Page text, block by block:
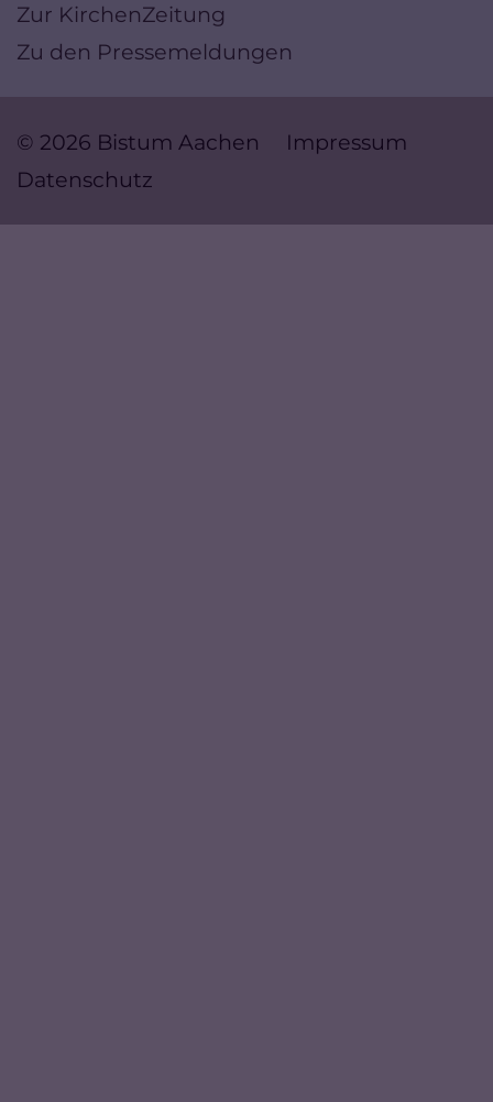
Zur KirchenZeitung
Zu den Pressemeldungen
© 2026 Bistum Aachen
Impressum
Datenschutz